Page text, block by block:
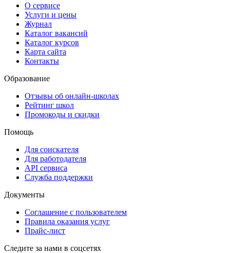
О сервисе
Услуги и цены
Журнал
Каталог вакансий
Каталог курсов
Карта сайта
Контакты
Образование
Отзывы об онлайн-школах
Рейтинг школ
Промокоды и скидки
Помощь
Для соискателя
Для работодателя
API сервиса
Служба поддержки
Документы
Соглашение с пользователем
Правила оказания услуг
Прайс-лист
Следите за нами в соцсетях